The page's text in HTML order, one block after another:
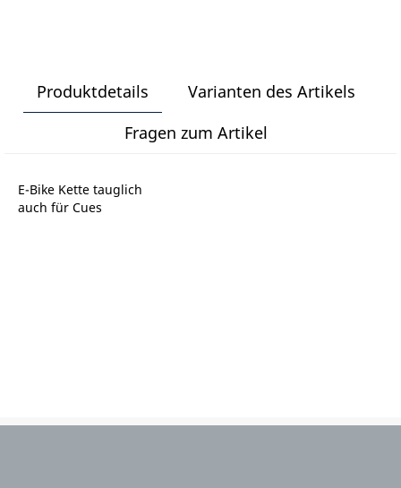
Produktdetails
Varianten des Artikels
Fragen zum Artikel
E-Bike Kette tauglich
auch für Cues